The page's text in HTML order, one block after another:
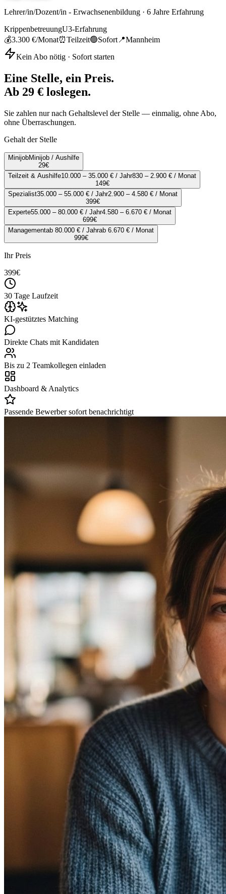
Lehrer/in/Dozent/in - Erwachsenenbildung · 6 Jahre Erfahrung
KrippenbetreuungU3-Erfahrung
💰3.300 €/Monat⏰Teilzeit🟢Sofort 📍Mannheim
Kein Abo nötig · Sofort starten
Eine Stelle, ein Preis.
Ab 29 € loslegen.
Sie zahlen nur nach Gehaltslevel der Stelle — einmalig, ohne Abo,
ohne Überraschungen.
Gehalt der Stelle
MinijobMinijob / Aushilfe
29€
Teilzeit & Aushilfe10.000 – 35.000 € / Jahr830 – 2.900 € / Monat
149€
Spezialist35.000 – 55.000 € / Jahr2.900 – 4.580 € / Monat
399€
Experte55.000 – 80.000 € / Jahr4.580 – 6.670 € / Monat
699€
Managementab 80.000 € / Jahrab 6.670 € / Monat
999€
Ihr Preis
399€
30 Tage Laufzeit
KI-gestütztes Matching
Direkte Chats mit Kandidaten
Bis zu 2 Teamkollegen einladen
Dashboard & Analytics
Passende Bewerber sofort benachrichtigt